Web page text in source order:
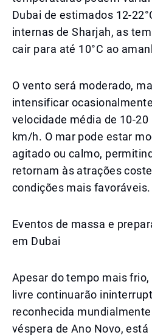
Dubai de estimados 12-
internas de Sharjah, as
cair para até 10°C ao
O vento será moderado,
intensificar
velocidade média de 10-
km/h. O mar pode estar
agitado ou calmo,
retornam às atrações
condições mais favoráveis.
Eventos de massa e
em Dubai
Apesar do tempo mais
livre continuarão
reconhecida
véspera de Ano Novo,